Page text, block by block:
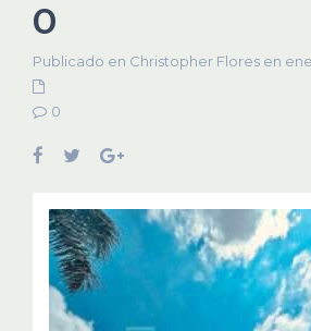
0
Publicado en Christopher Flores en
0